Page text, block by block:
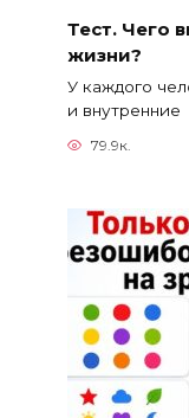
Тест. Чего
жизни?
У каждого
и внутренние
79.9к.